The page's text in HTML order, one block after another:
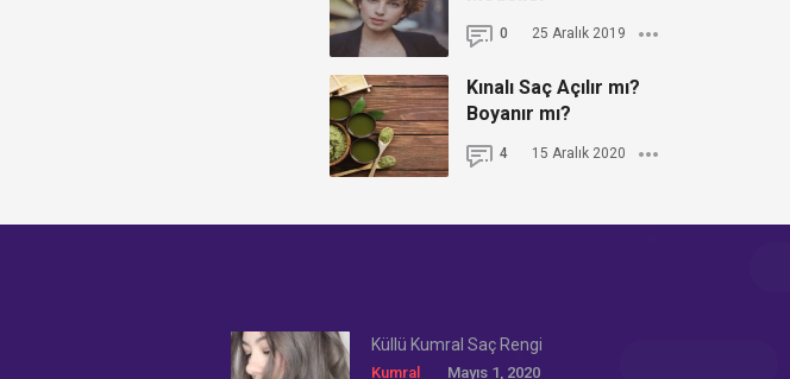
0 25 Aralık 2019
Kınalı Saç Açılır mı?
Boyanır mı?
4 15 Aralık 2020
Küllü Kumral Saç Rengi
Kumral Mayıs 1, 2020